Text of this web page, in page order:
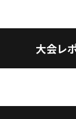
大会レ